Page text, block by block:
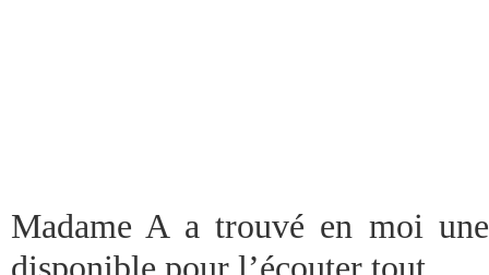
Madame A a trouvé en moi
disponible pour l’écouter tout